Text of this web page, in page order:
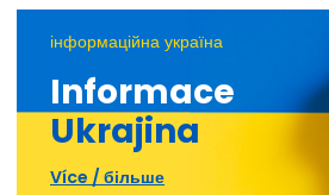
інформаційна україна
Informace
Ukrajina
Více / більше